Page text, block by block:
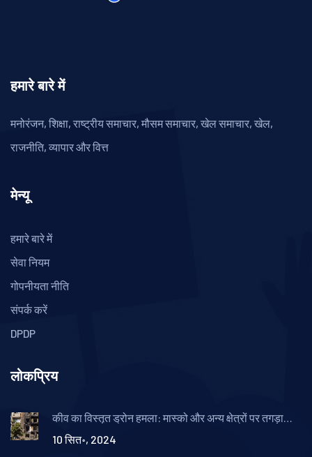
हमारे बारे में
मनोरंजन, शिक्षा, राष्ट्रीय समाचार, मौसम समाचार, खेल समाचार, खेल,
राजनीति, व्यापार और वित्त
मेन्यू
हमारे बारे में
सेवा नियम
गोपनीयता नीति
संपर्क करें
DPDP
लोकप्रिय
कीव का विस्तृत ड्रोन हमला: मास्को और अन्य क्षेत्रों पर तगड़ा
10 सित॰, 2024